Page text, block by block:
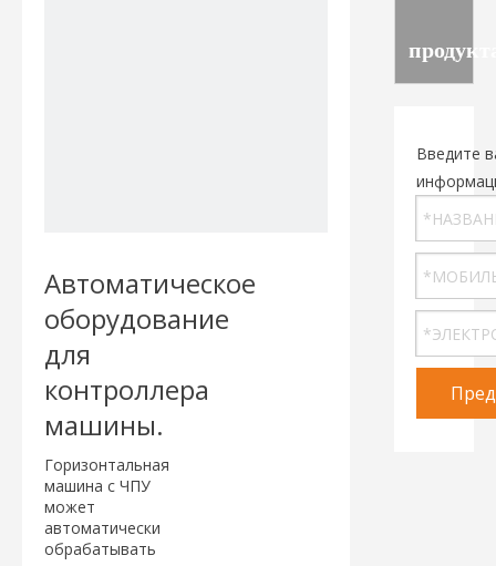
Автоматическое
оборудование
для
контроллера
машины.
Горизонтальная
машина с ЧПУ
может
автоматически
обрабатывать
Введите